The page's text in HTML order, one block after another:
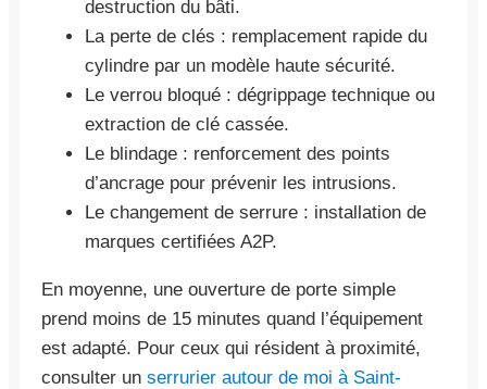
destruction du bâti.
La perte de clés : remplacement rapide du
cylindre par un modèle haute sécurité.
Le verrou bloqué : dégrippage technique ou
extraction de clé cassée.
Le blindage : renforcement des points
d’ancrage pour prévenir les intrusions.
Le changement de serrure : installation de
marques certifiées A2P.
En moyenne, une ouverture de porte simple
prend moins de 15 minutes quand l’équipement
est adapté. Pour ceux qui résident à proximité,
consulter un serrurier autour de moi à Saint-